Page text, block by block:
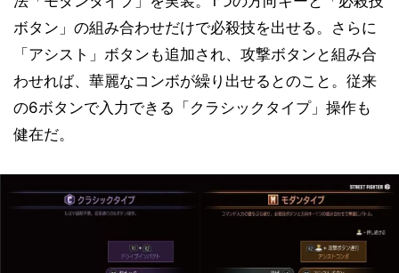
ボタン」の組み合わせだけで必殺技を出せる。さらに
「アシスト」ボタンも追加され、攻撃ボタンと組み合
わせれば、華麗なコンボが繰り出せるとのこと。従来
の6ボタンで入力できる「クラシックタイプ」操作も
健在だ。